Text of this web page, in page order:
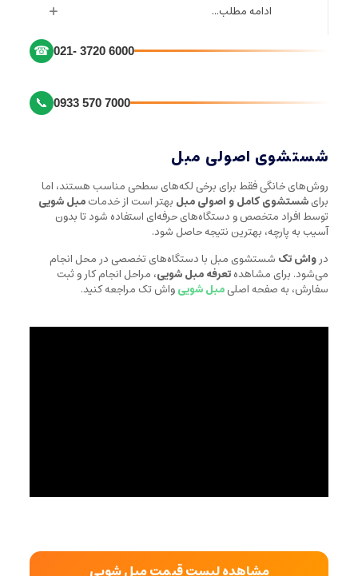
ادامه مطلب...
☎ 021- 3720 6000
📞 0933 570 7000
شستشوی اصولی مبل
روش‌های خانگی فقط برای برخی لکه‌های سطحی مناسب هستند، اما
برایشستشوی کامل و اصولی مبل بهتر است از خدماتمبل شویی
توسط افراد متخصص و دستگاه‌های حرفه‌ای استفاده شود تا بدون
آسیب به پارچه، بهترین نتیجه حاصل شود.
درواش تک شستشوی مبل با دستگاه‌های تخصصی در محل انجام
می‌شود. برای مشاهدهتعرفه مبل شویی، مراحل انجام کار و ثبت
سفارش، به صفحه اصلیمبل شوییواش تک مراجعه کنید.
مشاهده لیست قیمت مبل شویی